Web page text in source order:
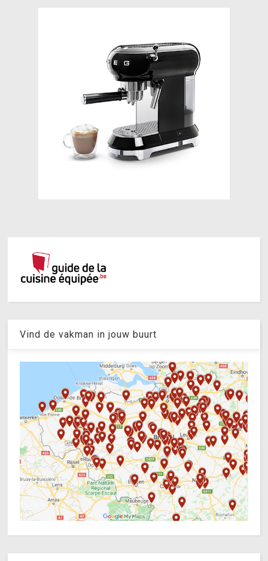
Vind de vakman in jouw buurt